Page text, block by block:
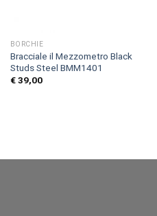
BORCHIE
Bracciale il Mezzometro Black
Studs Steel BMM1401
€39,00